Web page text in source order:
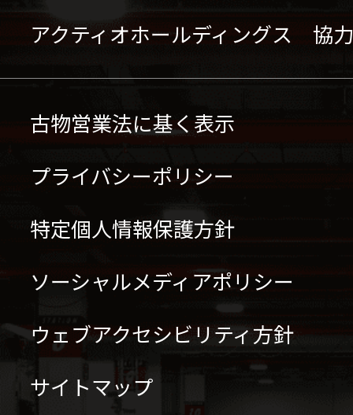
アクティオホールディングス 協
古物営業法に基く表示
プライバシーポリシー
特定個人情報保護方針
ソーシャルメディアポリシー
ウェブアクセシビリティ方針
サイトマップ